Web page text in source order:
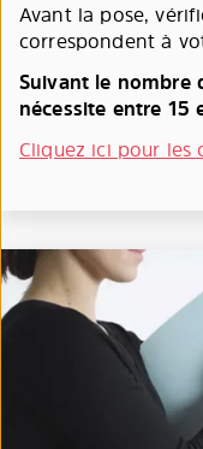
Avant la pose,
correspondent à
Suivant le nombre
nécessite entre 15
Cliquez ici pour les